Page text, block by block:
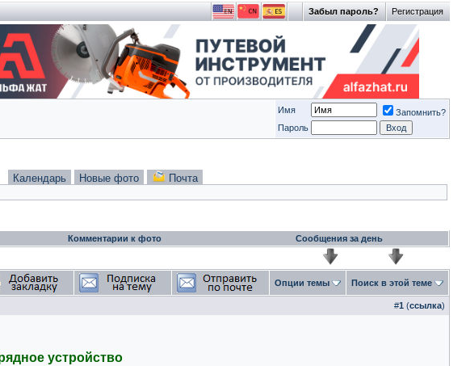
Регистрация
Забыл пароль?
Имя
Запомнить?
Пароль
Календарь Новые фото Почта
Комментарии к фото Сообщения за день
Опции темы Поиск в этой теме
#1 (ссылка)
устройство